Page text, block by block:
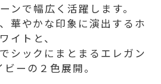
ンで幅広く活躍します。
華やかな印象に演出するホ
ワイトと、
シックにまとまるエレガン
ビーの２色展開。